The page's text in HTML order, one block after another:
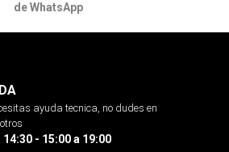
de WhatsApp
ayuda tecnica, no dudes en
14:30 - 15:00 a 19:00